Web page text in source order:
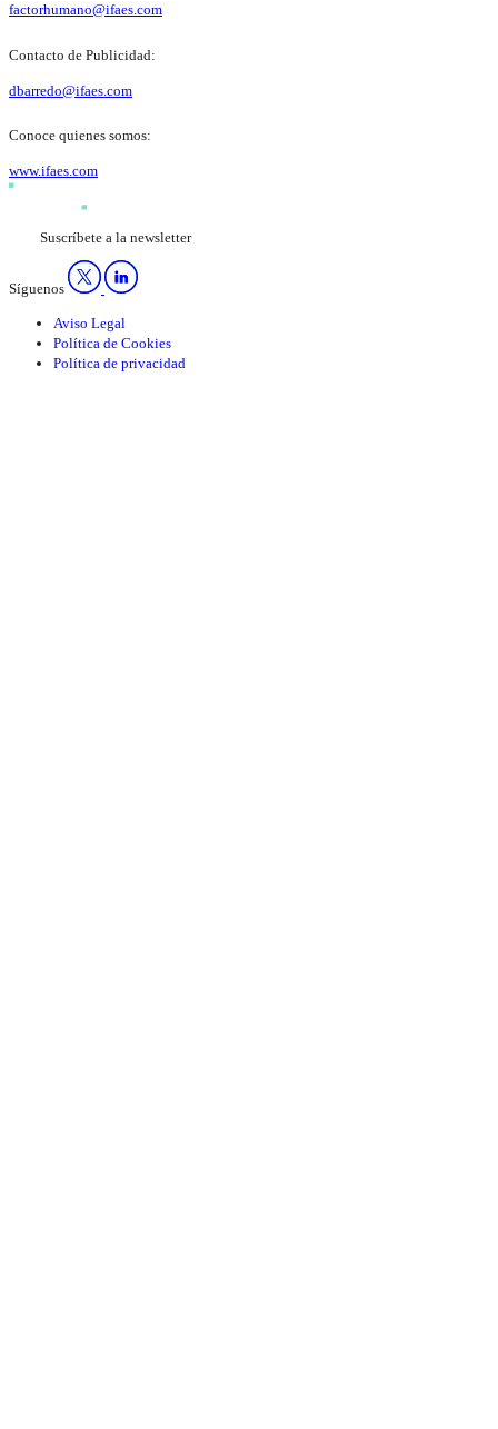
factorhumano@ifaes.com
Contacto de Publicidad:
dbarredo@ifaes.com
Conoce quienes somos:
www.ifaes.com
Suscríbete a la newsletter
Síguenos
Aviso Legal
Política de Cookies
Política de privacidad